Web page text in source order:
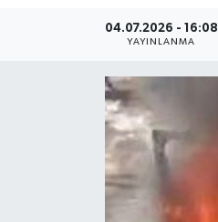
04.07.2026 - 16:08
YAYINLANMA
SAĞLIK
EĞİTİM
Haber Arşivi